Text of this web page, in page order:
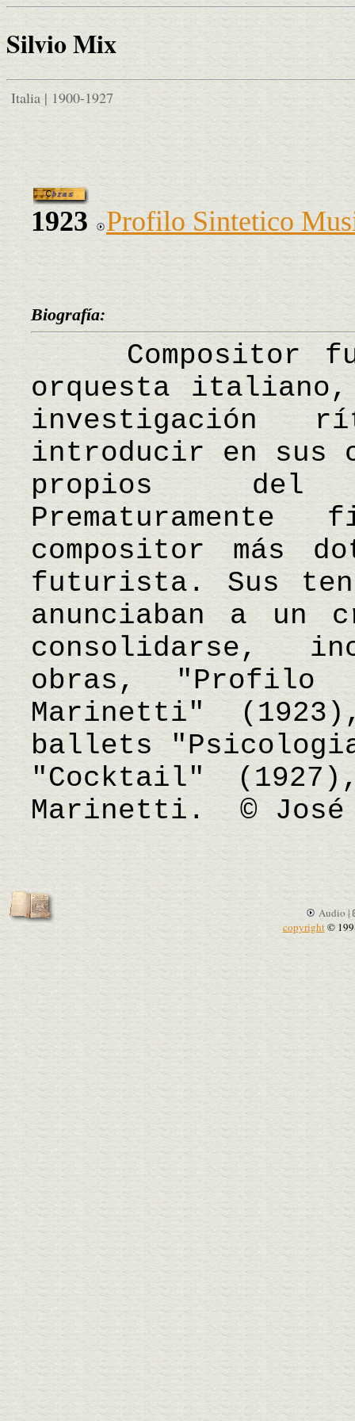
Silvio Mix
Italia | 1900-1927
1923 Profilo Sintetico
Biografía:
Compositor
orquesta
introducir en sus
propios del
compositor más
futurista. Sus
anunciaban a un
consolidarse,
obras, "Profilo
Marinetti"
ballets
"Cocktail"
Marinetti. © José
Audio |
copyright©